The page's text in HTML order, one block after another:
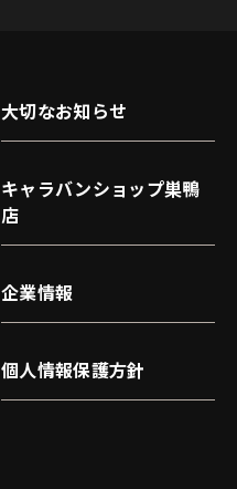
大切なお知らせ
キャラバンショップ巣鴨
店
企業情報
個人情報保護方針